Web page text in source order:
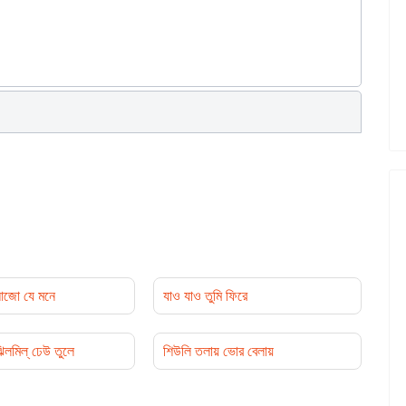
যে মনে যাও যাও তুমি ফিরে
ঢেউ তুলে শিউলি তলায় ভোর বেলায়